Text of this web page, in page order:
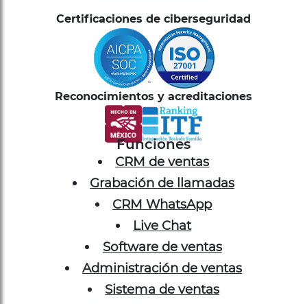
Certificaciones de ciberseguridad
Reconocimientos y acreditaciones
Funciones
CRM de ventas
Grabación de llamadas
CRM WhatsApp
Live Chat
Software de ventas
Administración de ventas
Sistema de ventas